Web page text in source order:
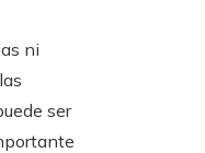
ni
ser